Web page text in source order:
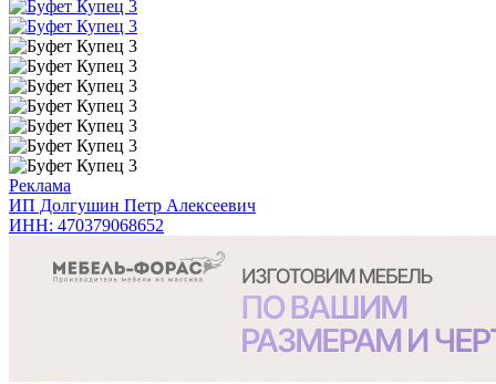
Реклама
ИП Долгушин Петр Алексеевич
ИНН: 470379068652